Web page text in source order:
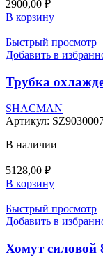
2900,00 ₽
В корзину
Быстрый просмотр
Добавить в
Трубка
SHACMAN
Артикул:
В наличии
5128,00 ₽
В корзину
Быстрый просмотр
Добавить в
Хомут силовой